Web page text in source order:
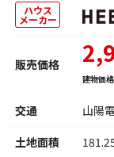
ハウス
メーカー
販売価格
建物価格
交通
山陽
土地面積